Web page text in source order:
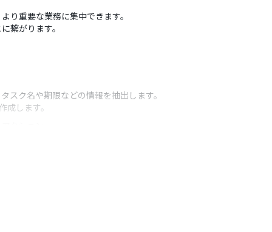
り重要な業務に集中できます。
繋がります。
ク名や期限などの情報を抽出します。
します。